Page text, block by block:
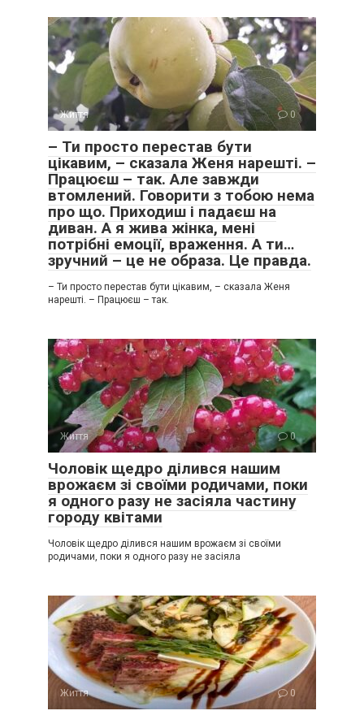
Життя 0
– Ти просто перестав бути
цікавим, – сказала Женя нарешті. –
Працюєш – так. Але завжди
втомлений. Говорити з тобою нема
про що. Приходиш і падаєш на
диван. А я жива жінка, мені
потрібні емоції, враження. А ти…
зручний – це не образа. Це правда.
– Ти просто перестав бути цікавим, – сказала Женя
нарешті. – Працюєш – так.
Життя 0
Чоловік щедро ділився нашим
врожаєм зі своїми родичами, поки
я одного разу не засіяла частину
городу квітами
Чоловік щедро ділився нашим врожаєм зі своїми
родичами, поки я одного разу не засіяла
Життя 0